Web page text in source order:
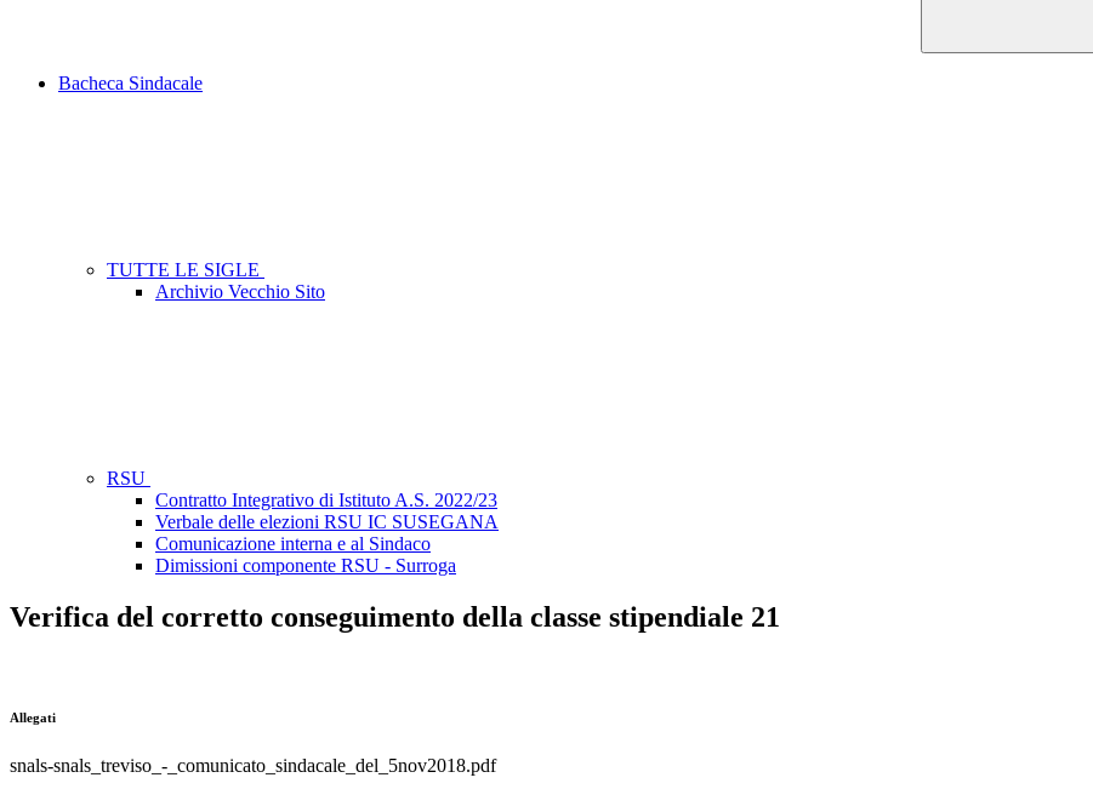
Bacheca Sindacale
TUTTE LE SIGLE
Archivio Vecchio Sito
RSU
Contratto Integrativo di Istituto A.S. 2022/23
Verbale delle elezioni RSU IC SUSEGANA
Comunicazione interna e al Sindaco
Dimissioni componente RSU - Surroga
Verifica del corretto conseguimento della classe stipendiale 21
Allegati
snals-snals_treviso_-_comunicato_sindacale_del_5nov2018.pdf